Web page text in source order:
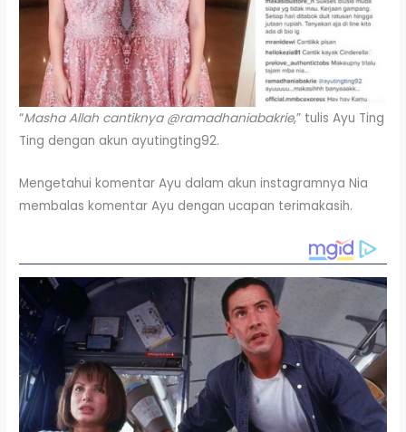
“Masha Allah cantiknya @ramadhaniabakrie,” tulis Ayu Ting
Ting dengan akun ayutingting92.
Mengetahui komentar Ayu dalam akun instagramnya Nia
membalas komentar Ayu dengan ucapan terimakasih.